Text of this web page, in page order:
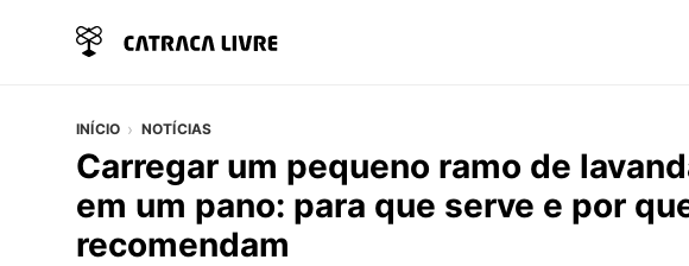
INÍCIO NOTÍCIAS
Carregar um pequeno ramo de
em um pano: para que serve e por
recomendam